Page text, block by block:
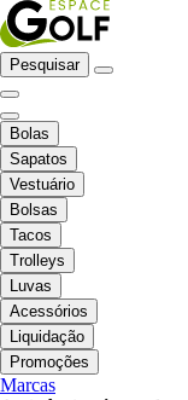
Pesquisar
Bolas
Sapatos
Vestuário
Bolsas
Tacos
Trolleys
Luvas
Acessórios
Liquidação
Promoções
Marcas